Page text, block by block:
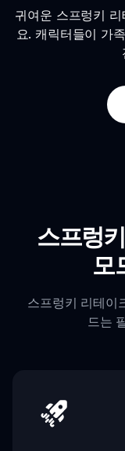
귀여운 스프렁키
요. 캐릭터들이 가
스프렁
모
스프렁키 리테이
드는